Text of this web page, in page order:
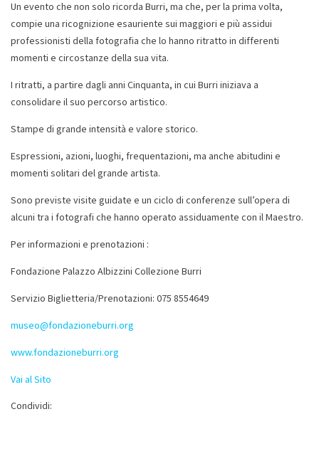
Un evento che non solo ricorda Burri, ma che, per la prima volta,
compie una ricognizione esauriente sui maggiori e più assidui
professionisti della fotografia che lo hanno ritratto in differenti
momenti e circostanze della sua vita.
I ritratti, a partire dagli anni Cinquanta, in cui Burri iniziava a
consolidare il suo percorso artistico.
Stampe di grande intensità e valore storico.
Espressioni, azioni, luoghi, frequentazioni, ma anche abitudini e
momenti solitari del grande artista.
Sono previste visite guidate e un ciclo di conferenze sull’opera di
alcuni tra i fotografi che hanno operato assiduamente con il Maestro.
Per informazioni e prenotazioni :
Fondazione Palazzo Albizzini Collezione Burri
Servizio Biglietteria/Prenotazioni: 075 8554649
museo@fondazioneburri.org
www.fondazioneburri.org
Vai al Sito
Condividi: